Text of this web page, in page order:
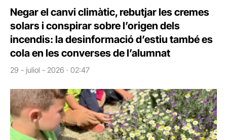
Negar el canvi climàtic, rebutjar les cremes
solars i conspirar sobre l’origen dels
incendis: la desinformació d’estiu també es
cola en les converses de l’alumnat
29 - juliol - 2026 · 02:47